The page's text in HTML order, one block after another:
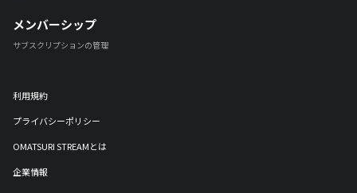
メンバーシップ
サブスクリプションの管理
利用規約
プライバシーポリシー
OMATSURI STREAMとは
企業情報